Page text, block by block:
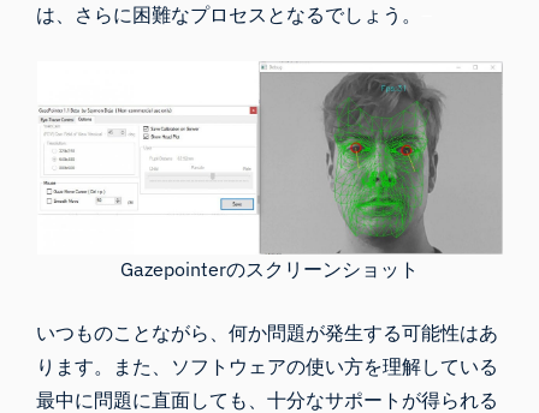
は、さらに困難なプロセスとなるでしょう。
Gazepointerのスクリーンショット
いつものことながら、何か問題が発生する可能性はあ
ります。また、ソフトウェアの使い方を理解している
最中に問題に直面しても、十分なサポートが得られる